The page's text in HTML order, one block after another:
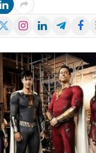
Instagram
LinkedInTelegram